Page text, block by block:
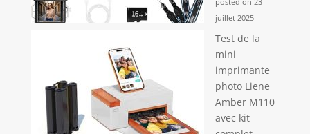
juillet 2025
Test de la
mini
imprimante
photo Liene
Amber M110
avec kit